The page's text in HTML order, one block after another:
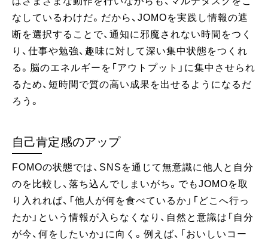
なしているわけだ。だから、JOMOを実践し情報の遮
断を選択することで、通知に邪魔されない時間をつく
り、仕事や勉強、趣味に対して深い集中状態をつくれ
る。脳のエネルギーを「アウトプット」に集中させられ
るため、短時間で質の高い成果を出せるようになるだ
ろう。
自己肯定感のアップ
FOMOの状態では、SNSを通じて無意識に他人と自分
のを比較し、落ち込んでしまいがち。でもJOMOを取
り入れれば、「他人が何を食べているか」「どこへ行っ
たか」という情報が入らなくなり、自然と意識は「自分
が今、何をしたいか」に向く。例えば、「おいしいコー